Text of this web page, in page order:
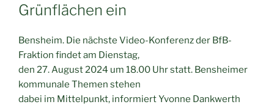
Grünflächen ein
Bensheim. Die nächste Video-Konferenz der BfB-
Fraktion findet am Dienstag,
den 27. August 2024 um 18.00 Uhr statt. Bensheimer
kommunale Themen stehen
dabei im Mittelpunkt, informiert Yvonne Dankwerth